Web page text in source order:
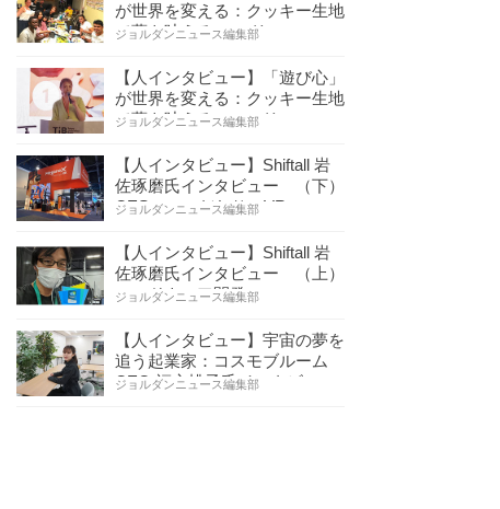
が世界を変える：クッキー生地
で夢を叶える コロリ…
ジョルダンニュース編集部
【人インタビュー】「遊び心」
が世界を変える：クッキー生地
で夢を叶える コロリ…
ジョルダンニュース編集部
【人インタビュー】Shiftall 岩
佐琢磨氏インタビュー （下）
CESへのこだわり VR…
ジョルダンニュース編集部
【人インタビュー】Shiftall 岩
佐琢磨氏インタビュー （上）
ハードウェア開発へ…
ジョルダンニュース編集部
【人インタビュー】宇宙の夢を
追う起業家：コスモブルーム
CEO 福永桃子氏インタビ…
ジョルダンニュース編集部